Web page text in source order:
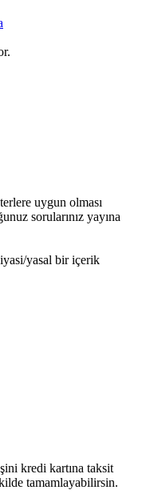
uygun olması
sorularınız yayına
yasal bir içerik
kredi kartına taksit
tamamlayabilirsin.